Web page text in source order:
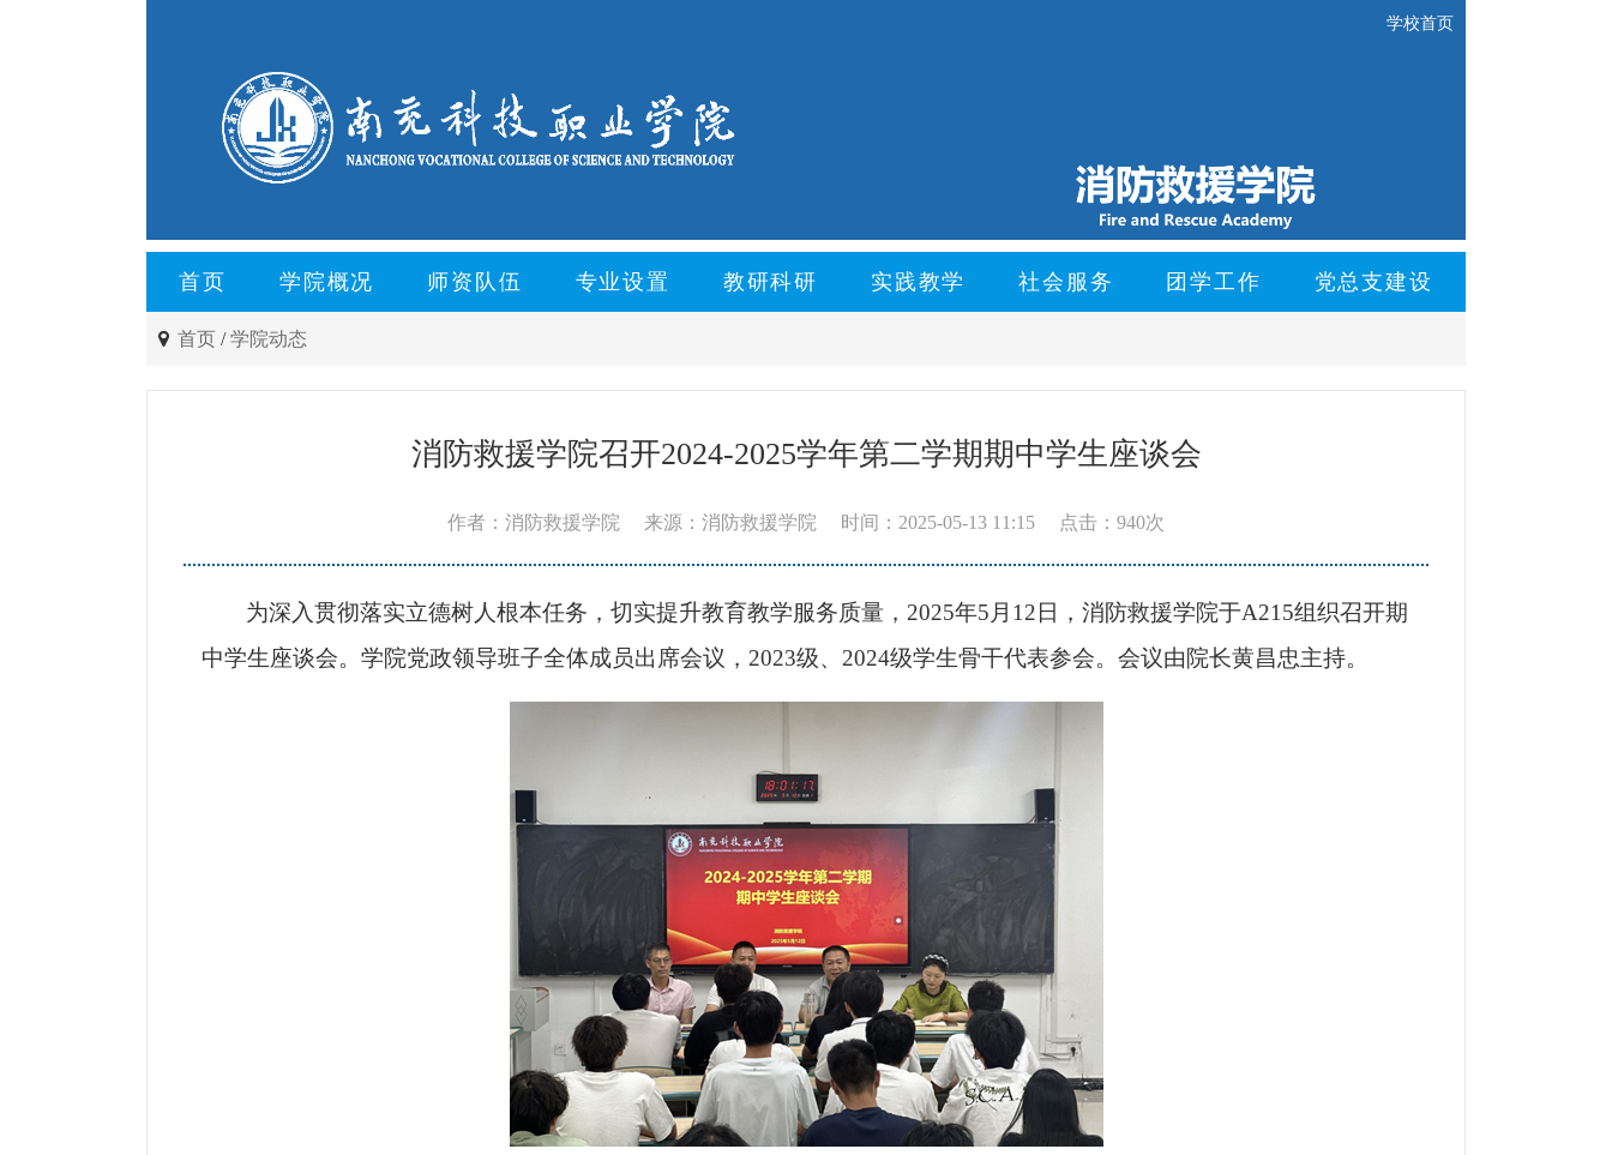
学校首页
首页 学院概况 师资队伍 专业设置 教研科研 实践教学 社会服务 团学工作 党总支建设
首页 /学院动态
消防救援学院召开2024-2025学年第二学期期中学生座谈会
作者：消防救援学院 来源：消防救援学院 时间：2025-05-13 11:15 点击：940次
为深入贯彻落实立德树人根本任务，切实提升教育教学服务质量，2025年5月12日，消防救援学院于A215组织召开期
中学生座谈会。学院党政领导班子全体成员出席会议，2023级、2024级学生骨干代表参会。会议由院长黄昌忠主持。